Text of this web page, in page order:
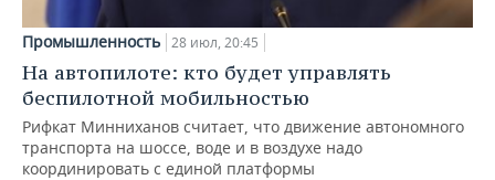
Промышленность 28 июл, 20:45
На автопилоте: кто будет управлять
беспилотной мобильностью
Рифкат Минниханов считает, что движение автономного
транспорта на шоссе, воде и в воздухе надо
координировать с единой платформы